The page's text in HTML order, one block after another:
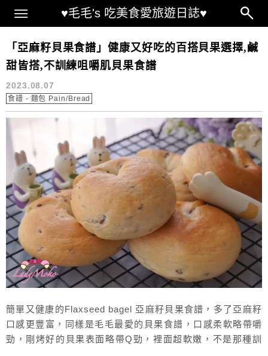
♥毛毛's 吃美食愛旅遊日誌♥
Main Menu
亞麻籽麵包食譜
「亞麻籽貝果食譜」健康又好吃的百搭貝果選擇,鹹
甜皆搭,不訓練咀嚼肌貝果食譜
2023.08.07
食譜 - 麵包 Pain/Bread
簡單又健康的Flaxseed bagel 亞麻籽貝果食譜，多了亞麻籽
口感更豐富，同樣是毛毛最愛的貝果食譜，口感柔軟略帶嚼
勁，剛烤好的貝果表面略帶Q勁，裡面超軟嫩，不是那種訓